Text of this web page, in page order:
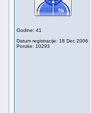
Godine: 41
Datum registracije: 18 Dec 2006
Poruke: 10293